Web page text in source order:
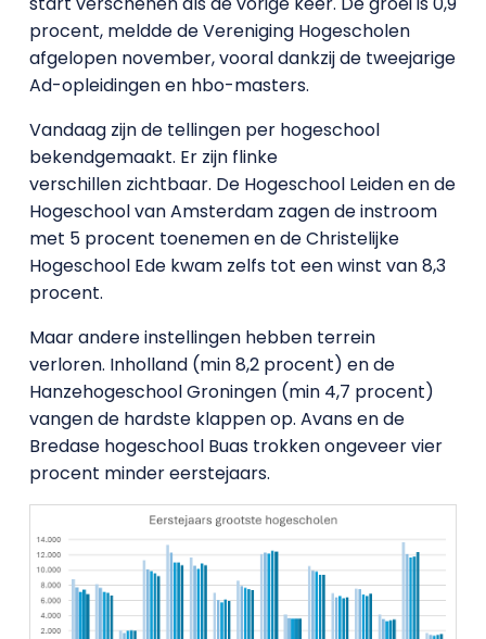
procent, meldde de Vereniging Hogescholen
afgelopen november, vooral dankzij de tweejarige
Ad-opleidingen en hbo-masters.
Vandaag zijn de tellingen per hogeschool
bekendgemaakt. Er zijn flinke
verschillen zichtbaar. De Hogeschool Leiden en de
Hogeschool van Amsterdam zagen de instroom
met 5 procent toenemen en de Christelijke
Hogeschool Ede kwam zelfs tot een winst van 8,3
procent.
Maar andere instellingen hebben terrein
verloren. Inholland (min 8,2 procent) en de
Hanzehogeschool Groningen (min 4,7 procent)
vangen de hardste klappen op. Avans en de
Bredase hogeschool Buas trokken ongeveer vier
procent minder eerstejaars.